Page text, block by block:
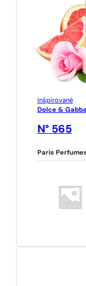
Inšpirované
Dolce &
N° 565
Paris